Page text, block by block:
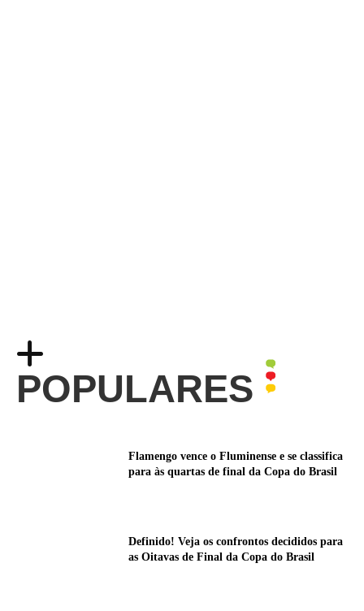
POPULARES
Flamengo vence o Fluminense e se classifica
para às quartas de final da Copa do Brasil
Definido! Veja os confrontos decididos para
as Oitavas de Final da Copa do Brasil